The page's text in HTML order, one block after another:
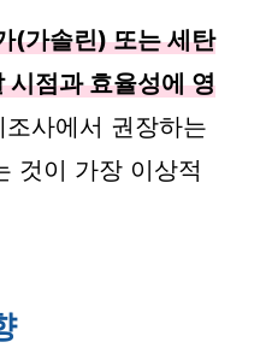
(가솔린) 또는 세탄
점과 효율성에 영
조사에서 권장하는
것이 가장 이상적